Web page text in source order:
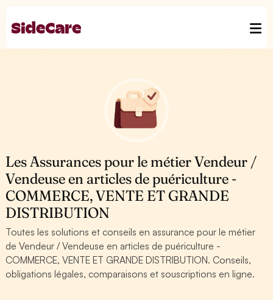
Les Assurances pour le métier Vendeur /
Vendeuse en articles de puériculture -
COMMERCE, VENTE ET GRANDE
DISTRIBUTION
Toutes les solutions et conseils en assurance pour le métier
de Vendeur / Vendeuse en articles de puériculture -
COMMERCE, VENTE ET GRANDE DISTRIBUTION. Conseils,
obligations légales, comparaisons et souscriptions en ligne.